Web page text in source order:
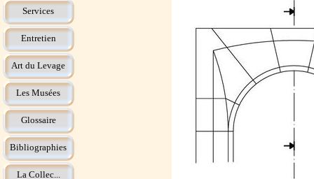
Services
Entretien
Art du Levage
Les Musées
Glossaire
Bibliographies
La Collec...